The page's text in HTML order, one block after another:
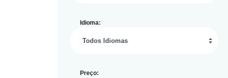
Idioma:
Preço: